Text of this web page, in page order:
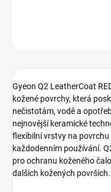
Gyeon Q2 LeatherCoat
kožené povrchy, která
nečistotám, vodě a
nejnovější keramické
flexibilní vrstvy na
každodenním používání.
pro ochranu koženého
dalších kožených površích.